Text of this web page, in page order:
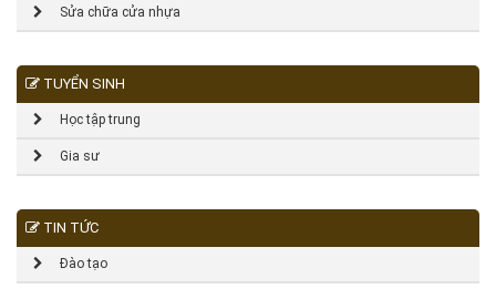
Sửa chữa cửa nhựa
TUYỂN SINH
Học tập trung
Gia sư
TIN TỨC
Đào tạo